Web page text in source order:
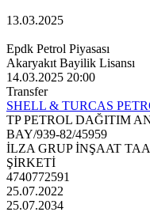
13.03.2025
Epdk Petrol Piyasası
Akaryakıt Bayilik Lisansı
14.03.2025 20:00
Transfer
SHELL & TURCAS
TP PETROL DAĞITIM
BAY/939-82/45959
İLZA GRUP İNŞAAT
ŞİRKETİ
4740772591
25.07.2022
25.07.2034